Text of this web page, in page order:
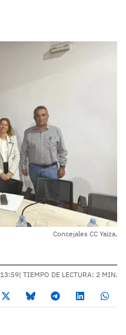
Concejales CC Yaiza.
13:59| TIEMPO DE LECTURA: 2 MIN.